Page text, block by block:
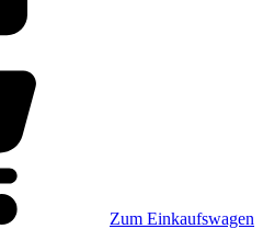
Zum Einkaufswagen